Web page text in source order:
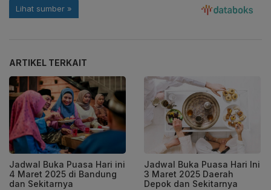
ARTIKEL TERKAIT
Jadwal Buka Puasa Hari ini
4 Maret 2025 di Bandung
dan Sekitarnya
Jadwal Buka Puasa Hari Ini
3 Maret 2025 Daerah
Depok dan Sekitarnya